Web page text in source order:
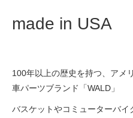
コンテンツ
店舗ブログ
made in USA
100年以上の歴史を持つ、アメ
車パーツブランド「WALD」
バスケットやコミューターバ